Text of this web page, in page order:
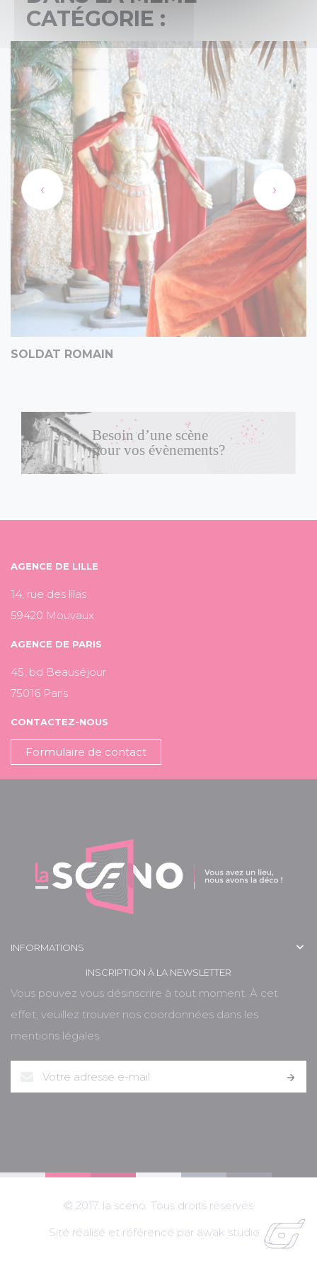
CATÉGORIE :
SOLDAT ROMAIN
‹ ›
Besoin d’une scène
pour vos évènements?
AGENCE DE LILLE
14, rue des lilas
59420 Mouvaux
AGENCE DE PARIS
45, bd Beauséjour
75016 Paris
CONTACTEZ-NOUS
Formulaire de contact
INFORMATIONS 
INSCRIPTION À LA NEWSLETTER
Vous pouvez vous désinscrire à tout moment. À cet
effet, veuillez trouver nos coordonnées dans les
mentions légales.

© 2017. la sceno. Tous droits réservés
Sité réalisé et référencé par awak studio